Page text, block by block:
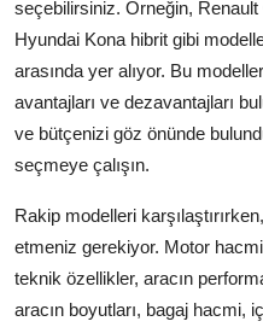
seçebilirsiniz. Örneğin,
Hyundai Kona hibrit gibi
arasında yer alıyor. Bu
avantajları ve dezavantajları
ve bütçenizi göz önünde
seçmeye çalışın.
Rakip modelleri
etmeniz gerekiyor. Motor
teknik özellikler, aracın
aracın boyutları, bagaj hacmi,